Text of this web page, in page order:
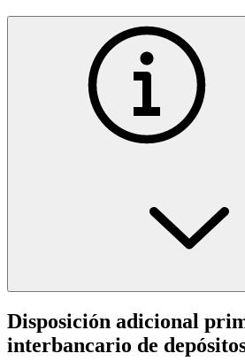
Disposición adicional
interbancario de